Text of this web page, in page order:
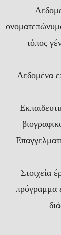
τόπος
Δεδομένα
Στοιχεία
πρόγραμμα